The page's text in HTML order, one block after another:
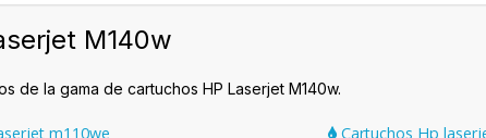
M140w
de la gama de cartuchos HP Laserjet M140w.
m110we
Cartuchos Hp